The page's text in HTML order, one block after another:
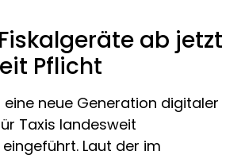
ab jetzt
Pflicht
eine neue Generation digitaler
Taxis landesweit
Laut der im